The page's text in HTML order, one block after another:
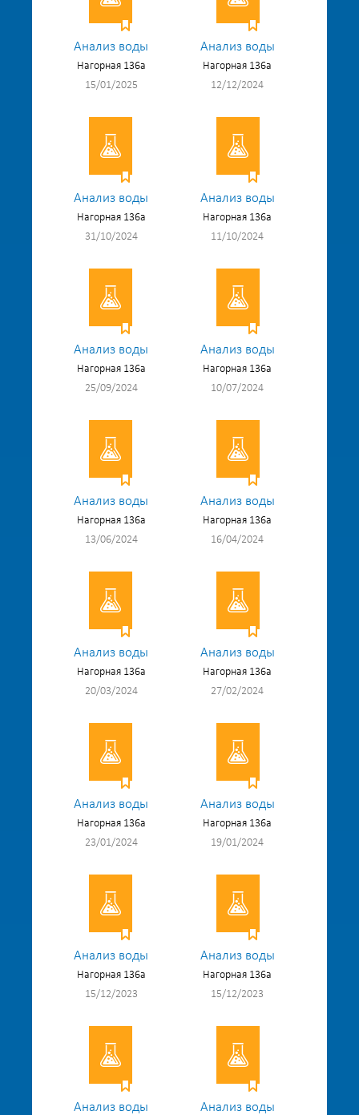
Анализ воды
Нагорная 136а
15/01/2025
Анализ воды
Нагорная 136а
12/12/2024
Анализ воды
Нагорная 136а
31/10/2024
Анализ воды
Нагорная 136а
11/10/2024
Анализ воды
Нагорная 136а
25/09/2024
Анализ воды
Нагорная 136а
10/07/2024
Анализ воды
Нагорная 136а
13/06/2024
Анализ воды
Нагорная 136а
16/04/2024
Анализ воды
Нагорная 136а
20/03/2024
Анализ воды
Нагорная 136а
27/02/2024
Анализ воды
Нагорная 136а
23/01/2024
Анализ воды
Нагорная 136а
19/01/2024
Анализ воды
Нагорная 136а
15/12/2023
Анализ воды
Нагорная 136а
15/12/2023
Анализ воды Анализ воды